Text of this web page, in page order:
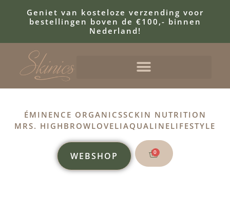
Geniet van kosteloze verzending voor
bestellingen boven de €100,- binnen
Nederland!
ÉMINENCE ORGANICSSCKIN NUTRITION
MRS. HIGHBROWLOVELIAQUALINELIFESTYLE
WEBSHOP 0